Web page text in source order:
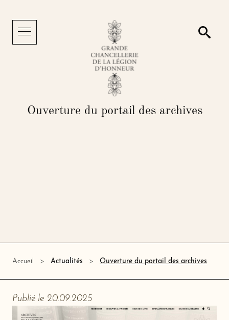
Menu
Ouverture du portail des archives
Accueil Actualités Ouverture du portail des archives
Publié le 20.09.2025